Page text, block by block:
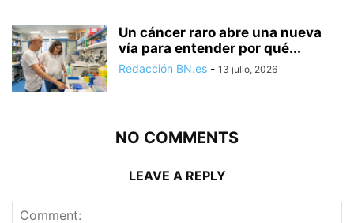
Un cáncer raro abre una nueva
vía para entender por qué...
Redacción BN.es - 13 julio, 2026
NO COMMENTS
LEAVE A REPLY